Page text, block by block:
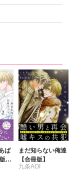
ば
】
まだ知らない俺達
【合冊版】
九条AOI